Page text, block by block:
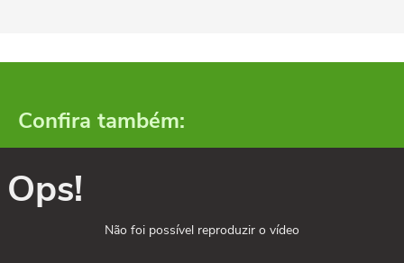
Confira também:
Ops!
Não foi possível reproduzir o vídeo